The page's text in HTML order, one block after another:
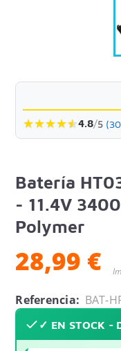
★★★★★
★4.8/5
Batería
- 11.4V
Polymer
28,99 €
Referencia: BAT-
✓ EN STOCK -